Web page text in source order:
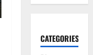
CATEGORIES